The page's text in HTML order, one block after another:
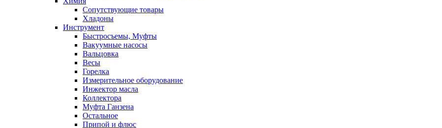
Сопутствующие товары
Хладоны
Инструмент
Быстросъемы, Муфты
Вакуумные насосы
Вальцовка
Весы
Горелка
Измерительное оборудование
Инжектор масла
Коллектора
Муфта Ганзена
Остальное
Припой и флюс